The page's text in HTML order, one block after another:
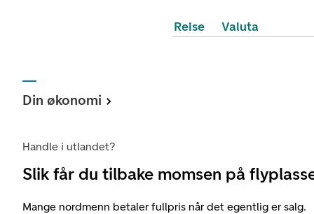
Reise Valuta
Din økonomi
Handle i utlandet?
Slik får du tilbake momsen på
Mange nordmenn betaler fullpris når det egentlig er salg.